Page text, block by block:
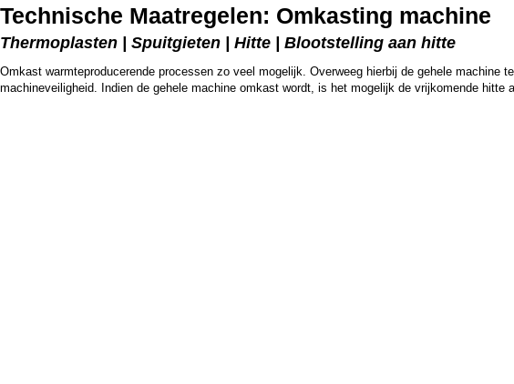
Technische Maatregelen: Omkasting machine
Thermoplasten | Spuitgieten | Hitte | Blootstelling aan hitte
Omkast warmteproducerende processen zo veel mogelijk. Overweeg hierbij de gehele
machineveiligheid. Indien de gehele machine omkast wordt, is het mogelijk de vrijkomende hitte